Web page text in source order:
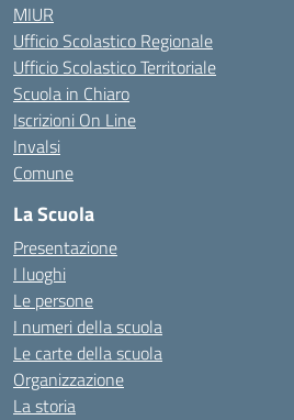
MIUR
Ufficio Scolastico Regionale
Ufficio Scolastico Territoriale
Scuola in Chiaro
Iscrizioni On Line
Invalsi
Comune
La Scuola
Presentazione
I luoghi
Le persone
I numeri della scuola
Le carte della scuola
Organizzazione
La storia